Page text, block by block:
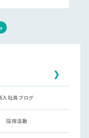
入社員ブログ
採用活動